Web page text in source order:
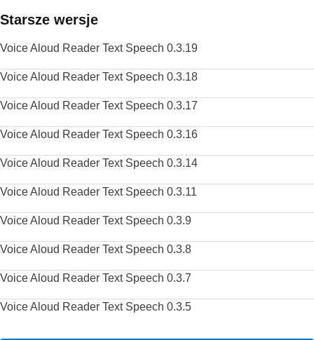
Starsze wersje
Voice Aloud Reader Text Speech 0.3.19
Voice Aloud Reader Text Speech 0.3.18
Voice Aloud Reader Text Speech 0.3.17
Voice Aloud Reader Text Speech 0.3.16
Voice Aloud Reader Text Speech 0.3.14
Voice Aloud Reader Text Speech 0.3.11
Voice Aloud Reader Text Speech 0.3.9
Voice Aloud Reader Text Speech 0.3.8
Voice Aloud Reader Text Speech 0.3.7
Voice Aloud Reader Text Speech 0.3.5